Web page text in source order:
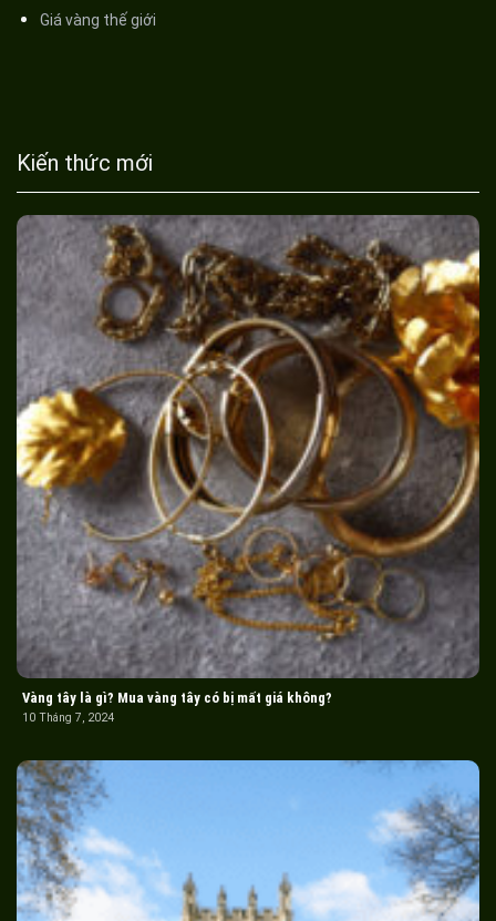
Giá vàng thế giới
Kiến thức mới
Vàng tây là gì? Mua vàng tây có bị mất giá không?
10 Tháng 7, 2024